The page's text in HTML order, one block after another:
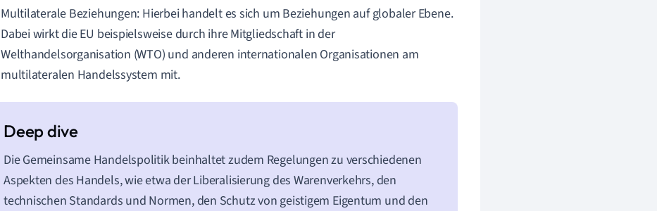
Multilaterale Beziehungen: Hierbei handelt es sich um Beziehungen auf globaler Ebene.
Dabei wirkt die EU beispielsweise durch ihre Mitgliedschaft in der
Welthandelsorganisation (WTO) und anderen internationalen Organisationen am
multilateralen Handelssystem mit.
Die Gemeinsame Handelspolitik beinhaltet zudem Regelungen zu verschiedenen
Aspekten des Handels, wie etwa der Liberalisierung des Warenverkehrs, den
technischen Standards und Normen, den Schutz von geistigem Eigentum und den